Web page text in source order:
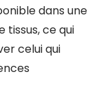
dans une
tissus, ce qui
celui qui